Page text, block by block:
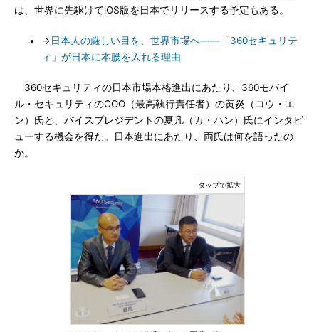
は、世界に先駆けてiOS版を日本でリリースする予定もある。
→日本人の厳しい目を、世界市場へ――「360セキュリテ
ィ」が日本に本腰を入れる理由
360セキュリティの日本市場本格進出にあたり、360モバイ
ル・セキュリティのCOO（最高執行責任者）の黄炎（コウ・エ
ン）氏と、バイスプレジデントの夏凡（カ・ハン）氏にインタビ
ューする機会を得た。日本進出にあたり、両氏は何を語ったの
か。